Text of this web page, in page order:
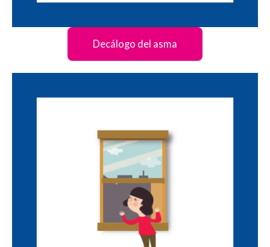
Decálogo del asma